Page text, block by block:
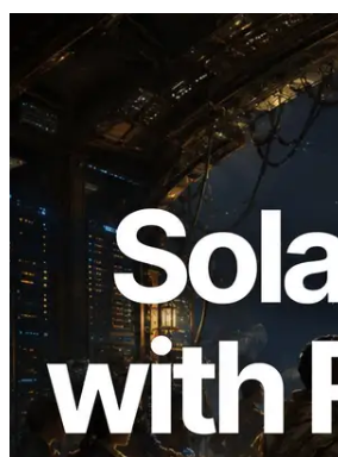
2026.08.05
ERPC étend l’API Solana
avec la mesure du ping
du monde — l’API
Information est également